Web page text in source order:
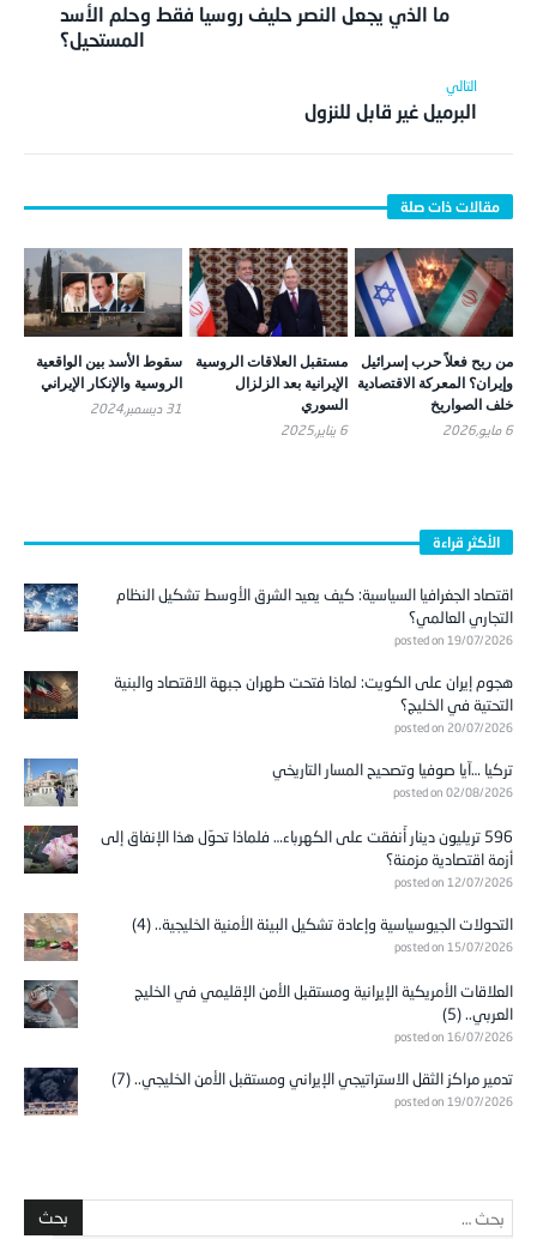
ما الذي يجعل النصر حليف روسيا فقط وحلم الأسد
المستحيل؟
البرميل غير قابل للنزول
من ربح فعلاً حرب إسرائيل
وإيران؟ المعركة الاقتصادية
خلف الصواريخ
6 مايو,2026
مستقبل العلاقات الروسية
الإيرانية بعد الزلزال
السوري
6 يناير,2025
سقوط الأسد بين الواقعية
الروسية والإنكار الإيراني
31 ديسمبر,2024
الأكثر قراءة
اقتصاد الجغرافيا السياسية: كيف يعيد الشرق الأوسط تشكيل النظام
التجاري العالمي؟
posted on 19/07/2026
هجوم إيران على الكويت: لماذا فتحت طهران جبهة الاقتصاد والبنية
التحتية في الخليج؟
posted on 20/07/2026
تركيا …آيا صوفيا وتصحيح المسار التاريخي
posted on 02/08/2026
596 تريليون دينار أُنفقت على الكهرباء… فلماذا تحوّل هذا الإنفاق إلى
أزمة اقتصادية مزمنة؟
posted on 12/07/2026
التحولات الجيوسياسية وإعادة تشكيل البيئة الأمنية الخليجية.. (4)
posted on 15/07/2026
العلاقات الأمريكية الإيرانية ومستقبل الأمن الإقليمي في الخليج
العربي.. (5)
posted on 16/07/2026
تدمير مراكز الثقل الاستراتيجي الإيراني ومستقبل الأمن الخليجي.. (7)
posted on 19/07/2026